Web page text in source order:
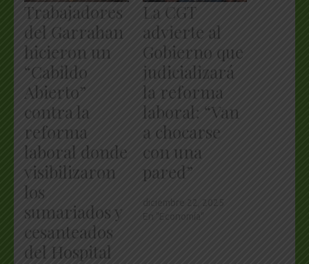
Trabajadores
del Garrahan
hicieron un
“Cabildo
Abierto”
contra la
reforma
laboral donde
visibilizaron
los
sumariados y
cesanteados
del Hospital
La CGT
advierte al
Gobierno que
judicializará
la reforma
laboral: “Van
a chocarse
con una
pared”